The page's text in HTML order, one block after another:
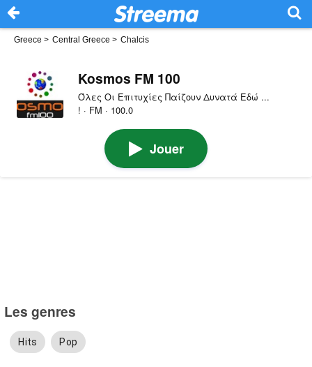
Greece > Central Greece > Chalcis
Kosmos FM 100
Όλες Οι Επιτυχίες Παίζουν Δυνατά Εδώ ...
! · FM · 100.0
Jouer
Les genres
Hits Pop